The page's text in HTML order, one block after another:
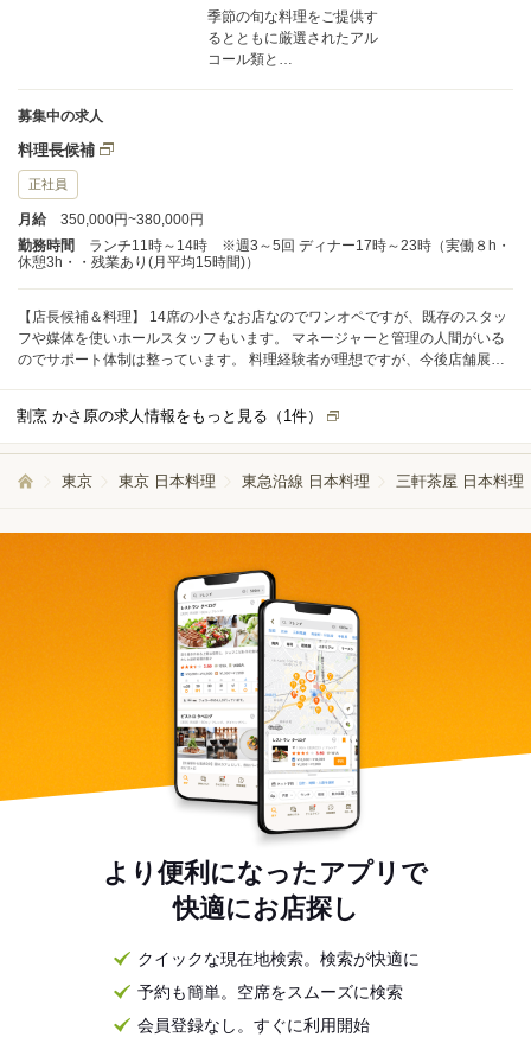
季節の旬な料理をご提供す
るとともに厳選されたアル
コール類と…
募集中の求人
料理長候補
正社員
月給
350,000円~380,000円
勤務時間
ランチ11時～14時 ※週3～5回 ディナー17時～23時（実働８h・
休憩3h・・残業あり(月平均15時間)）
【店長候補＆料理】 14席の小さなお店なのでワンオペですが、既存のスタッ
フや媒体を使いホールスタッフもいます。 マネージャーと管理の人間がいる
のでサポート体制は整っています。 料理経験者が理想ですが、今後店舗展開
割烹 かさ原の求人情報をもっと見る（ 1件）
東京 東京 日本料理 東急沿線 日本料理 三軒茶屋 日本料理
より便利になったアプリで
快適にお店探し
クイックな現在地検索。検索が快適に
予約も簡単。空席をスムーズに検索
会員登録なし。すぐに利用開始